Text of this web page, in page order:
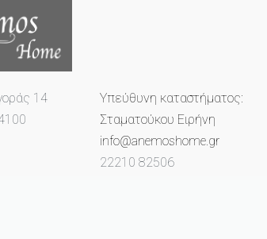
14
Υπεύθυνη καταστήματος:
Σταματούκου Ειρήνη
info@anemoshome.gr
22210 82506